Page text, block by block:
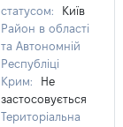
статусом:
Київ
Район в області
та Автономній
Республіці
Крим:
Не
застосовується
Територіальна